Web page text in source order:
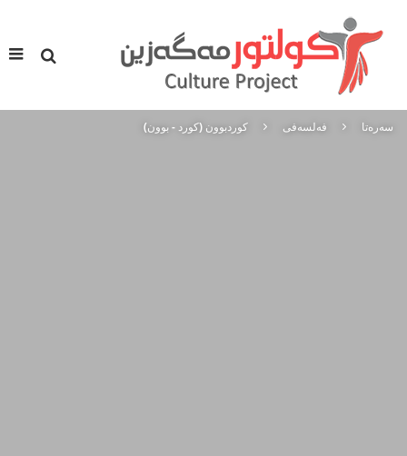
سه‌ره‌تا فه‌لسه‌فی کوردبوون (کورد - بوون)